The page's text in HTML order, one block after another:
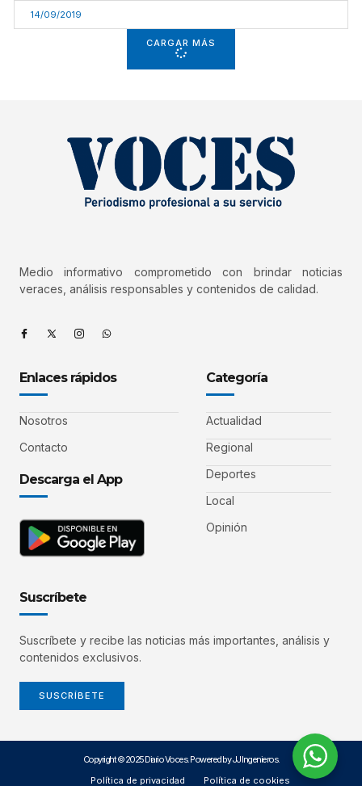
14/09/2019
CARGAR MÁS
Medio informativo comprometido con brindar noticias
veraces, análisis responsables y contenidos de calidad.
Enlaces rápidos
Nosotros
Contacto
Descarga el App
Categoría
Actualidad
Regional
Deportes
Local
Opinión
Suscríbete
Suscríbete y recibe las noticias más importantes, análisis y
contenidos exclusivos.
SUSCRÍBETE
Copyright © 2025 Diario Voces. Powered by JJ Ingenieros.
Política de privacidad
Política de cookies